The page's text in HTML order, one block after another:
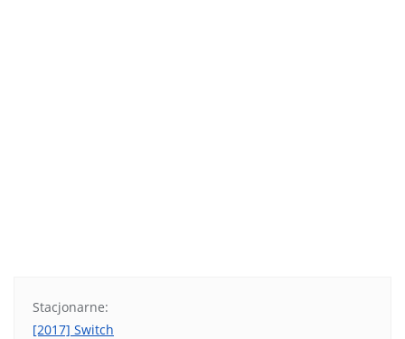
Stacjonarne:
[2017] Switch